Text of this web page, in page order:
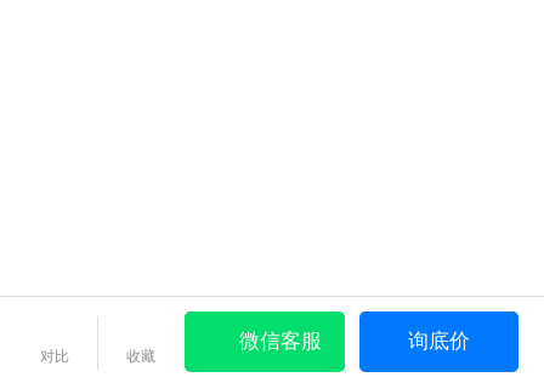
对比 收藏
微信客服 询底价